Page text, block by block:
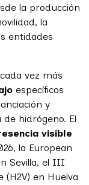
la producción
la
entidades
vez más
específicos
y
hidrógeno. El
visible
la European
Sevilla, el III
(H2V) en Huelva